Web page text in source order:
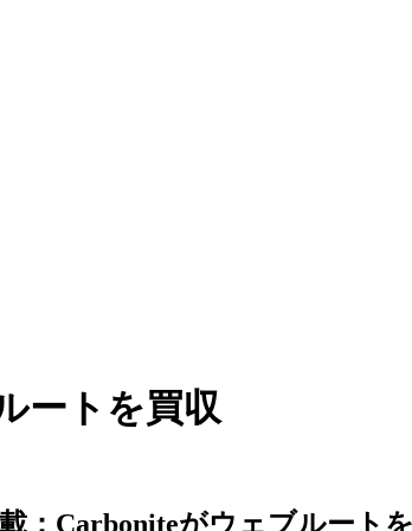
ートを買収
：Carboniteがウェブルート